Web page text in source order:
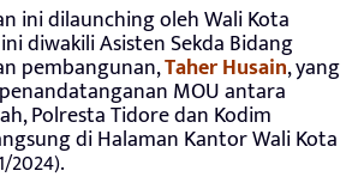
ini dilaunching oleh Wali Kota
diwakili Asisten Sekda Bidang
pembangunan,Taher Husain, yang
MOU antara
Polresta Tidore dan Kodim
di Halaman Kantor Wali Kota
2024).